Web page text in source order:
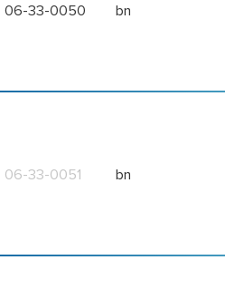
06-33-0050 bn
06-33-0051 bn